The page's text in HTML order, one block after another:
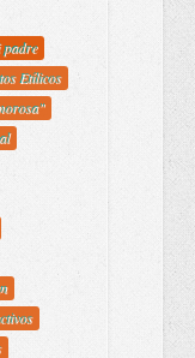
padre
Etílicos